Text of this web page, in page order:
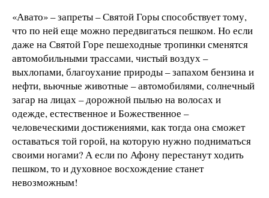
«Авато» – запреты – Святой Горы способствует тому,
что по ней еще можно передвигаться пешком. Но если
даже на Святой Горе пешеходные тропинки сменятся
автомобильными трассами, чистый воздух –
выхлопами, благоухание природы – запахом бензина и
нефти, вьючные животные – автомобилями, солнечный
загар на лицах – дорожной пылью на волосах и
одежде, естественное и Божественное –
человеческими достижениями, как тогда она сможет
оставаться той горой, на которую нужно подниматься
своими ногами? А если по Афону перестанут ходить
пешком, то и духовное восхождение станет
невозможным!